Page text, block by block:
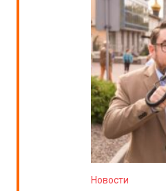
Новости